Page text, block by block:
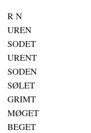
R N
UREN
SODET
URENT
SODEN
SØLET
GRIMT
MØGET
BEGET